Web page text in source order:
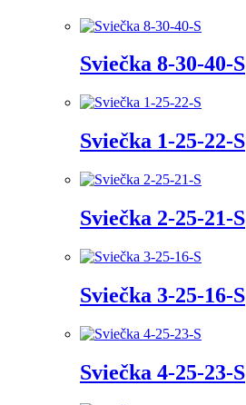
Sviečka 8-30-40-S
Sviečka 1-25-22-S
Sviečka 2-25-21-S
Sviečka 3-25-16-S
Sviečka 4-25-23-S